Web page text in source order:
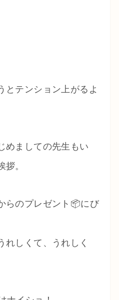
とテンション上がるよ
めましての先生もい
。
らのプレゼント📦にび
れしくて、うれしく